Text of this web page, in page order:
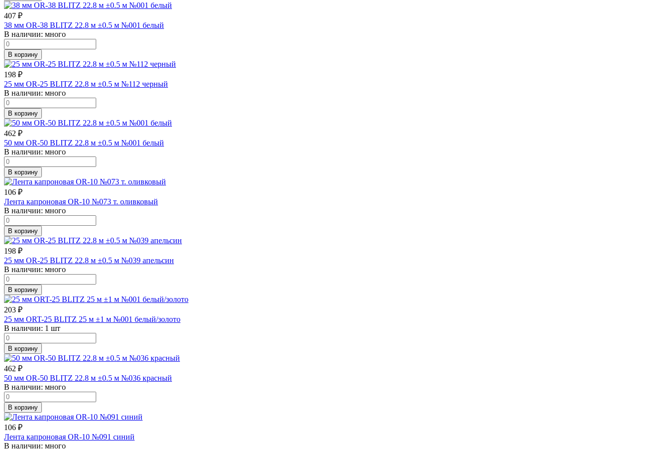
407 ₽
38 мм OR-38 BLITZ 22.8 м ±0.5 м №001 белый
В наличии: много
В корзину
198 ₽
25 мм OR-25 BLITZ 22.8 м ±0.5 м №112 черный
В наличии: много
В корзину
462 ₽
50 мм OR-50 BLITZ 22.8 м ±0.5 м №001 белый
В наличии: много
В корзину
106 ₽
Лента капроновая OR-10 №073 т. оливковый
В наличии: много
В корзину
198 ₽
25 мм OR-25 BLITZ 22.8 м ±0.5 м №039 апельсин
В наличии: много
В корзину
203 ₽
25 мм ORT-25 BLITZ 25 м ±1 м №001 белый/золото
В наличии: 1 шт
В корзину
462 ₽
50 мм OR-50 BLITZ 22.8 м ±0.5 м №036 красный
В наличии: много
В корзину
106 ₽
Лента капроновая OR-10 №091 синий
В наличии: много